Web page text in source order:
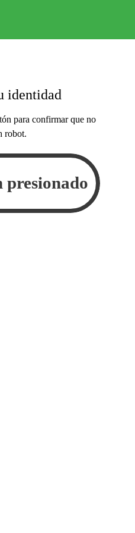
identidad
para confirmar que no
robot.